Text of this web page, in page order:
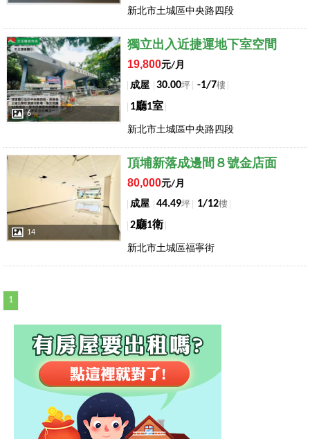
新北市土城區中央路四段
店長推薦
6
獨立出入近捷運地下室空間
19,800元/月
成屋
30.00坪 -1/7樓
1廳1室
新北市土城區中央路四段
14
頂埔新落成邊間８號金店面
80,000元/月
成屋
44.49坪 1/12樓
2廳1衛
新北市土城區福寧街
1